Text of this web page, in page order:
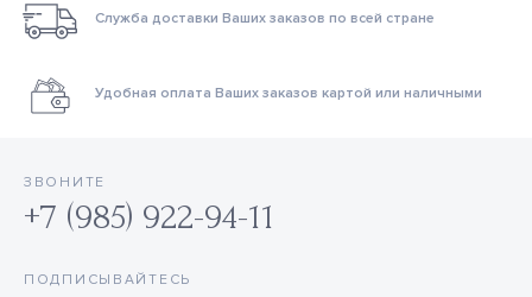
Служба доставки Ваших заказов по всей стране
Удобная оплата Ваших заказов картой или наличными
ЗВОНИТЕ
+7 (985) 922-94-11
ПОДПИСЫВАЙТЕСЬ